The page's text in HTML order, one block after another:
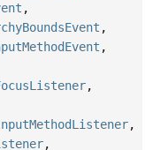
,
,
,
,
,
,